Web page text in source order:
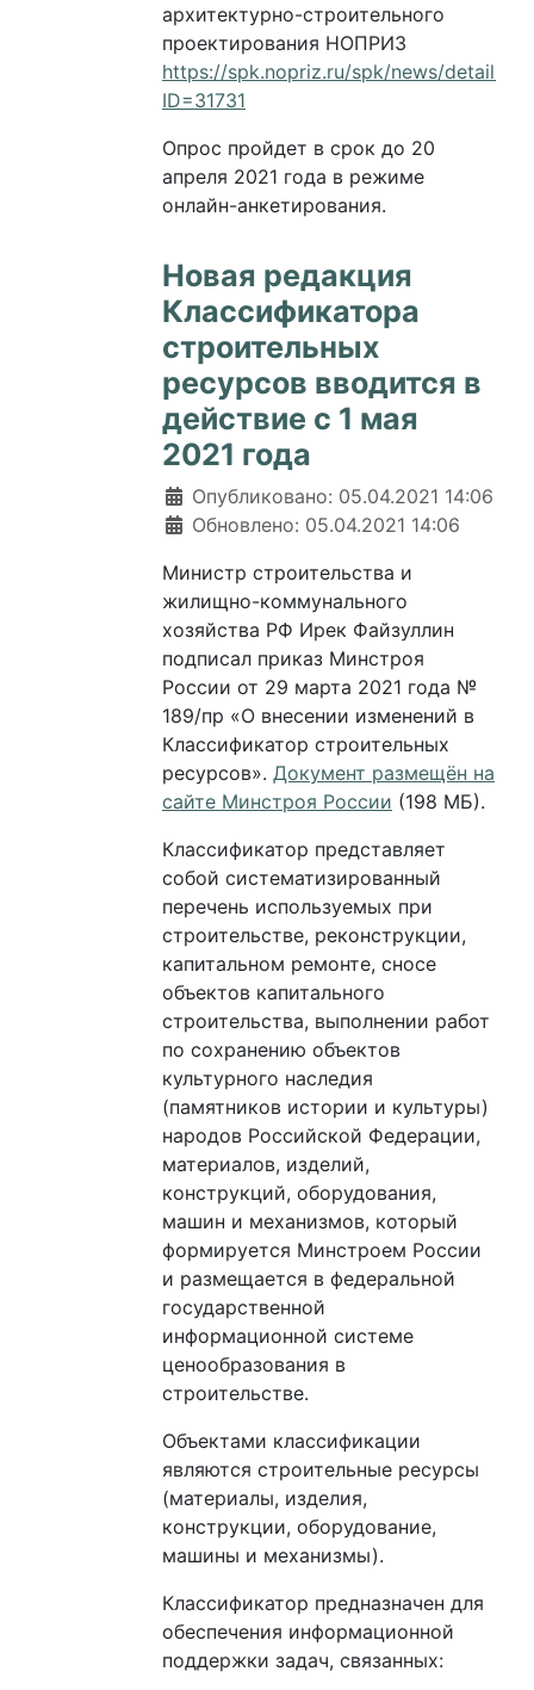
архитектурно-строительного
проектирования НОПРИЗ
https://spk.nopriz.ru/spk/news/
ID=31731
Опрос пройдет в срок до 20
апреля 2021 года в режиме
онлайн-анкетирования.
Новая редакция
Классификатора
строительных
ресурсов вводится в
действие с 1 мая
2021 года
Информация о материале
Опубликовано: 05.04.2021 14:06
Обновлено: 05.04.2021 14:06
Министр строительства и
жилищно-коммунального
хозяйства РФ Ирек Файзуллин
подписал приказ Минстроя
России от 29 марта 2021 года №
189/пр «О внесении изменений в
Классификатор строительных
ресурсов». Документ размещён на
сайте Минстроя России (198 МБ).
Классификатор представляет
собой систематизированный
перечень используемых при
строительстве, реконструкции,
капитальном ремонте, сносе
объектов капитального
строительства, выполнении работ
по сохранению объектов
культурного наследия
(памятников истории и культуры)
народов Российской Федерации,
материалов, изделий,
конструкций, оборудования,
машин и механизмов, который
формируется Минстроем России
и размещается в федеральной
государственной
информационной системе
ценообразования в
строительстве.
Объектами классификации
являются строительные ресурсы
(материалы, изделия,
конструкции, оборудование,
машины и механизмы).
Классификатор предназначен для
обеспечения информационной
поддержки задач, связанных: